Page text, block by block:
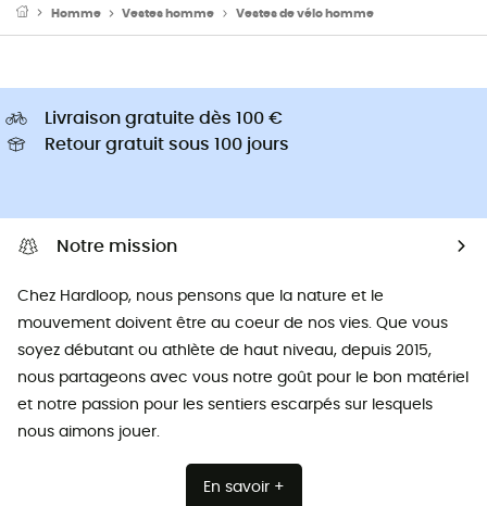
Homme Vestes homme Vestes de vélo homme
Livraison gratuite dès 100 €
Retour gratuit sous 100 jours
Notre mission
Chez Hardloop, nous pensons que la nature et le
mouvement doivent être au coeur de nos vies. Que vous
soyez débutant ou athlète de haut niveau, depuis 2015,
nous partageons avec vous notre goût pour le bon matériel
et notre passion pour les sentiers escarpés sur lesquels
nous aimons jouer.
En savoir +